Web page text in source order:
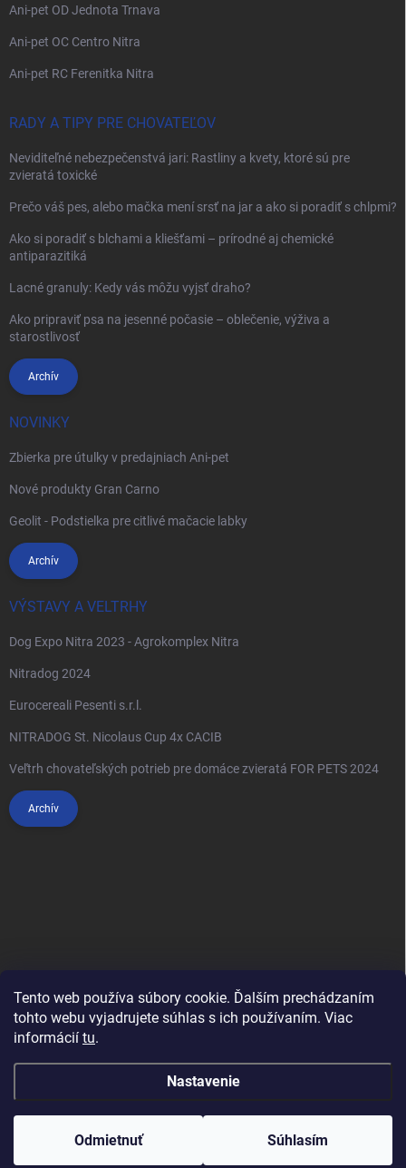
Tento web používa súbory cookie. Ďalším prechádzaním
tohto webu vyjadrujete súhlas s ich používaním. Viac
informácií tu.
Nastavenie
Odmietnuť Súhlasím
Ani-pet OD Jednota Trnava
Ani-pet OC Centro Nitra
Ani-pet RC Ferenitka Nitra
RADY A TIPY PRE CHOVATEĽOV
Neviditeľné nebezpečenstvá jari: Rastliny a kvety, ktoré sú pre
zvieratá toxické
Prečo váš pes, alebo mačka mení srsť na jar a ako si poradiť s chlpmi?
Ako si poradiť s blchami a kliešťami – prírodné aj chemické
antiparazitiká
Lacné granuly: Kedy vás môžu vyjsť draho?
Ako pripraviť psa na jesenné počasie – oblečenie, výživa a
starostlivosť
Archív
NOVINKY
Zbierka pre útulky v predajniach Ani-pet
Nové produkty Gran Carno
Geolit - Podstielka pre citlivé mačacie labky
Archív
VÝSTAVY A VELTRHY
Dog Expo Nitra 2023 - Agrokomplex Nitra
Nitradog 2024
Eurocereali Pesenti s.r.l.
NITRADOG St. Nicolaus Cup 4x CACIB
Veľtrh chovateľských potrieb pre domáce zvieratá FOR PETS 2024
Archív
Vytvoril Shoptet
Copyright 2026Anipet.sk. Všetky práva vyhradené.Upraviť nastavenie